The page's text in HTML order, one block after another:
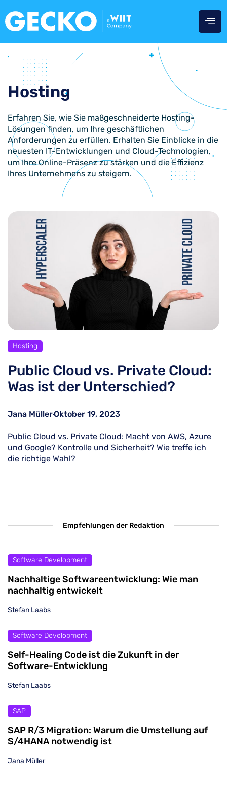
Hosting
Erfahren Sie, wie Sie maßgeschneiderte Hosting-
Lösungen finden, um Ihre geschäftlichen
Anforderungen zu erfüllen. Erhalten Sie Einblicke in die
neuesten IT-Entwicklungen und Cloud-Technologien,
um Ihre Online-Präsenz zu stärken und die Effizienz
Ihres Unternehmens zu steigern.
Hosting
Public Cloud vs. Private Cloud:
Was ist der Unterschied?
Jana MüllerOktober 19, 2023
Public Cloud vs. Private Cloud: Macht von AWS, Azure
und Google? Kontrolle und Sicherheit? Wie treffe ich
die richtige Wahl?
Empfehlungen der Redaktion
Software Development
Nachhaltige Softwareentwicklung: Wie man
nachhaltig entwickelt
Stefan Laabs
Software Development
Self-Healing Code ist die Zukunft in der
Software-Entwicklung
Stefan Laabs
SAP
SAP R/3 Migration: Warum die Umstellung auf
S/4HANA notwendig ist
Jana Müller